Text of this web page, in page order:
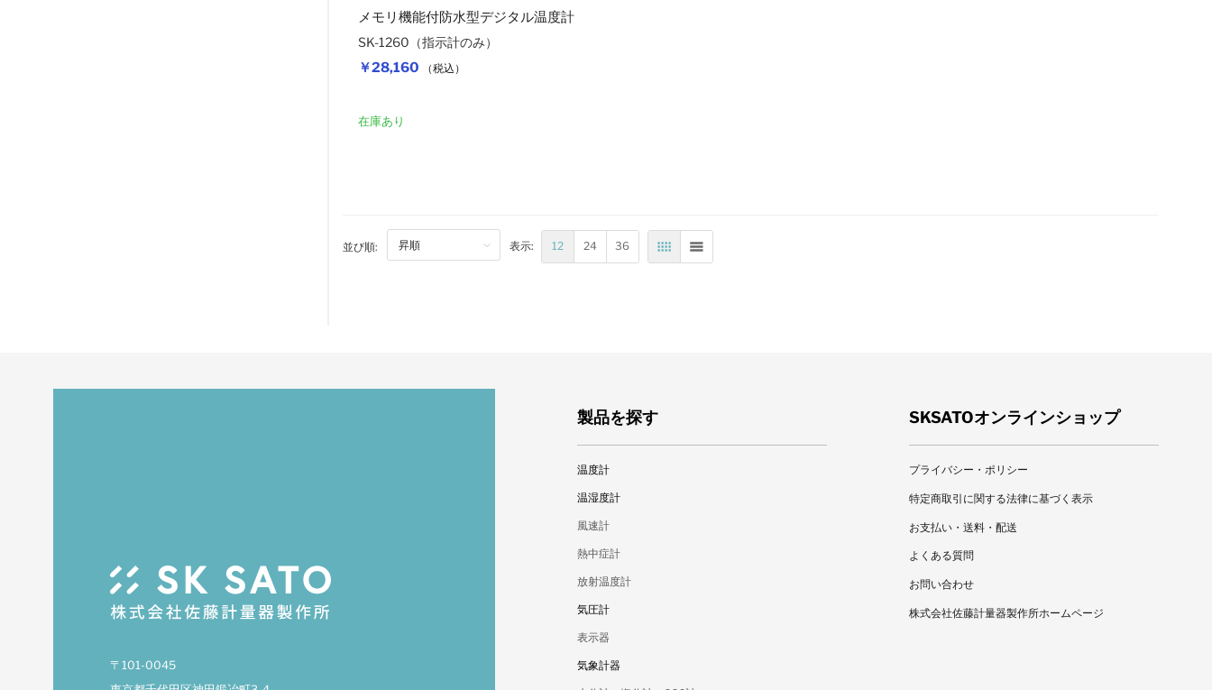
￥28,160 （税込）
メモリ機能付防水型デジタル温度計
SK-1260（指示計のみ）
在庫あり
並び順: 表示: 12 24 36 表 リスト
〒101-0045
製品を探す
温度計
標準棒状温度計
バイメタル式温度計
隔測式温度計
温湿度計
乾湿計
風速計
熱中症計
放射温度計
気圧計
表示器
気象計器
SKSATOオンラインショップ
プライバシー・ポリシー
特定商取引に関する法律に基づく表示
お支払い・送料・配送
よくある質問
お問い合わせ
株式会社佐藤計量器製作所ホームページ